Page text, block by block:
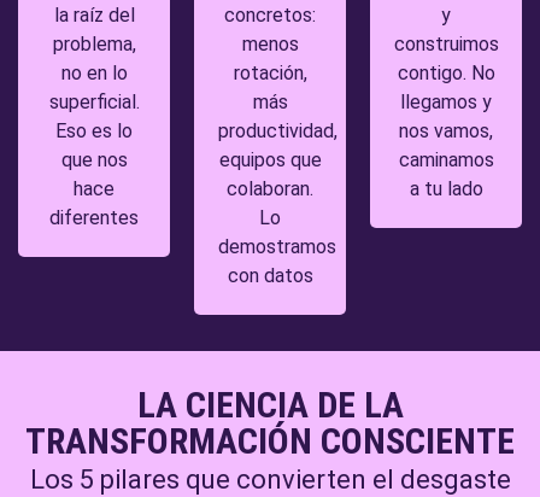
la raíz del
problema,
no en lo
superficial.
Eso es lo
que nos
hace
diferentes
concretos:
menos
rotación,
más
productividad,
equipos que
colaboran.
Lo
demostramos
con datos
y
construimos
contigo. No
llegamos y
nos vamos,
caminamos
a tu lado
LA CIENCIA DE LA
TRANSFORMACIÓN CONSCIENTE
Los 5 pilares que convierten el desgaste